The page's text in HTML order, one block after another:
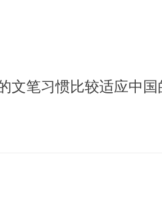
文笔习惯比较适应中